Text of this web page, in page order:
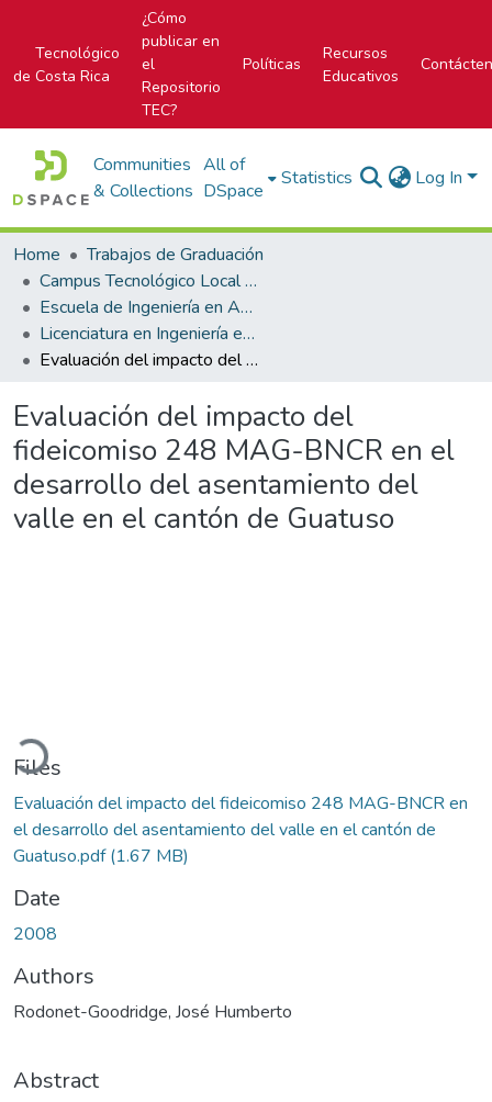
Tecnológico
de Costa Rica
¿Cómo
publicar en
el
Repositorio
TEC?
Políticas
Recursos
Educativos
Communities
& Collections
All of
DSpace
Statistics Log In
Home
Trabajos de Graduación
Campus Tecnológico Local San Carlos
Escuela de Ingeniería en Agronomía
Licenciatura en Ingeniería en Agronomía
Evaluación del impacto del fideicomiso 248 MAG-BNCR en el desarrollo del asentamiento del valle en el cantón de Guatuso
Evaluación del impacto del
fideicomiso 248 MAG-BNCR en el
desarrollo del asentamiento del
valle en el cantón de Guatuso
Loading...
Files
Evaluación del impacto del fideicomiso 248 MAG-BNCR en
el desarrollo del asentamiento del valle en el cantón de
Guatuso.pdf(1.67 MB)
Date
2008
Authors
Rodonet-Goodridge, José Humberto
Abstract